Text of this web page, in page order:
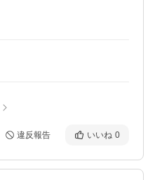
違反報告 いいね 0